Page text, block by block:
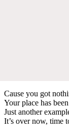
Cause you got
Your place has
Just another
It’s over now, time